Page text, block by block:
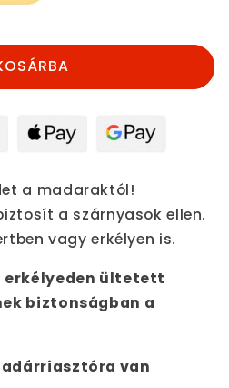
a madaraktól!
a szárnyasok ellen.
vagy erkélyen is.
erkélyeden ültetett
biztonságban a
van